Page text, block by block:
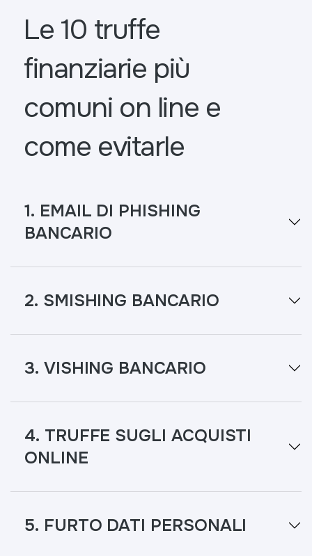
Le 10 truffe
finanziarie più
comuni on line e
come evitarle
1. EMAIL DI PHISHING
BANCARIO
2. SMISHING BANCARIO
3. VISHING BANCARIO
4. TRUFFE SUGLI ACQUISTI
ONLINE
5. FURTO DATI PERSONALI